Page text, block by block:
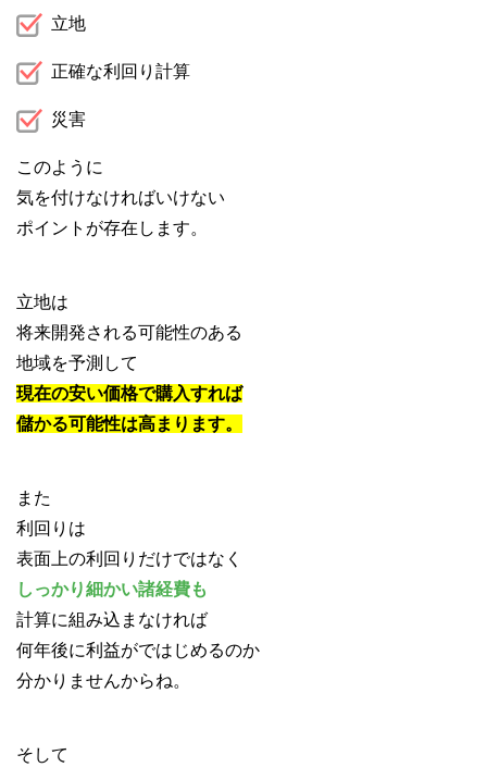
立地
正確な利回り計算
災害
このように
気を付けなければいけない
ポイントが存在します。
立地は
将来開発される可能性のある
地域を予測して
現在の安い価格で購入すれば
儲かる可能性は高まります。
また
利回りは
表面上の利回りだけではなく
しっかり細かい諸経費も
計算に組み込まなければ
何年後に利益がではじめるのか
分かりませんからね。
そして